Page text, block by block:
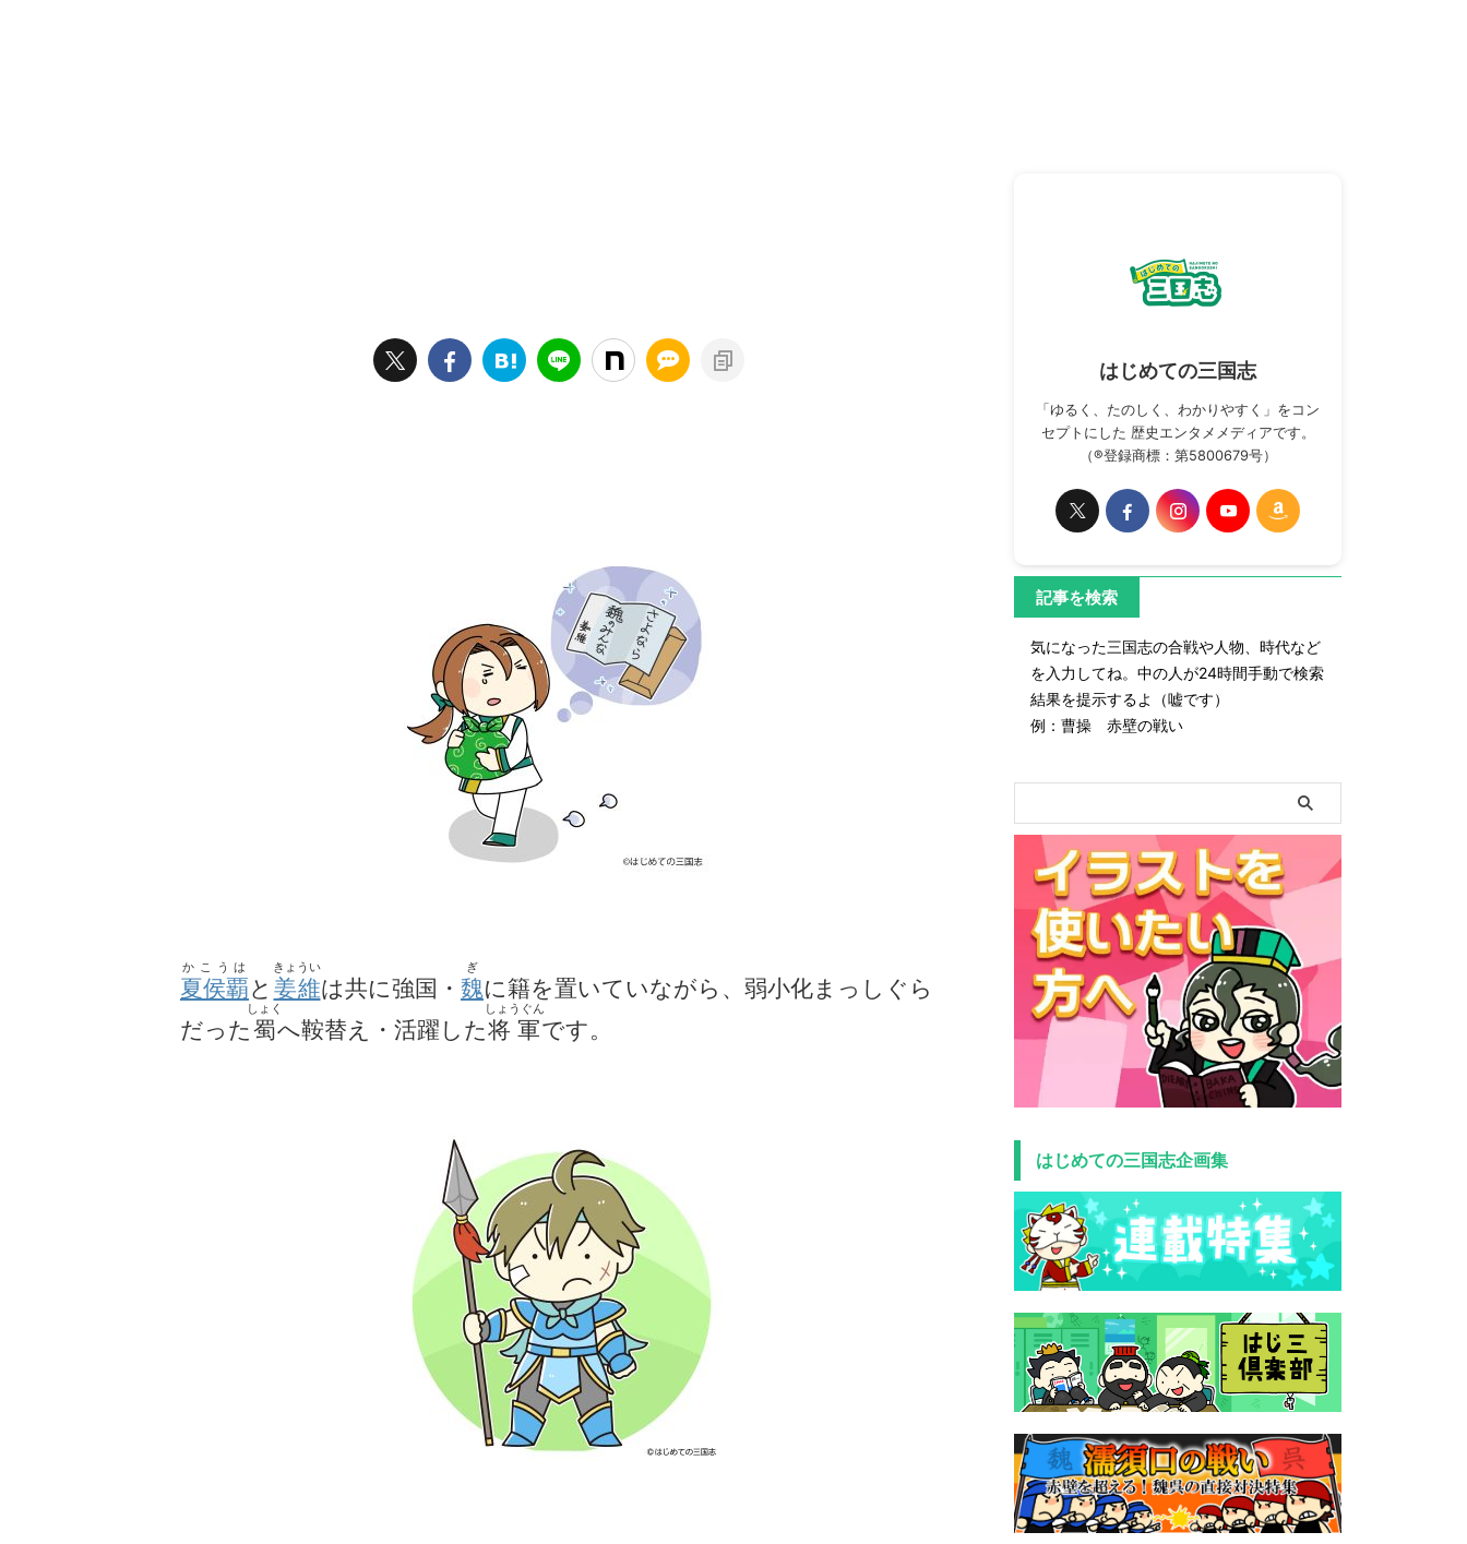
夏侯覇
かこうは
と 姜維
きょうい
は共に強国・ 魏
ぎ
に籍を置いていながら、弱小化まっしぐら
だった蜀
しょく
へ鞍替え・活躍した将軍
しょうぐん
です。
はじめての三国志
「ゆるく、たのしく、わかりやすく」をコン
セプトにした 歴史エンタメメディアです。
（®登録商標：第5800679号）
記事を検索
気になった三国志の合戦や人物、時代など
を入力してね。中の人が24時間手動で検索
結果を提示するよ（嘘です）
例：曹操 赤壁の戦い
はじめての三国志企画集